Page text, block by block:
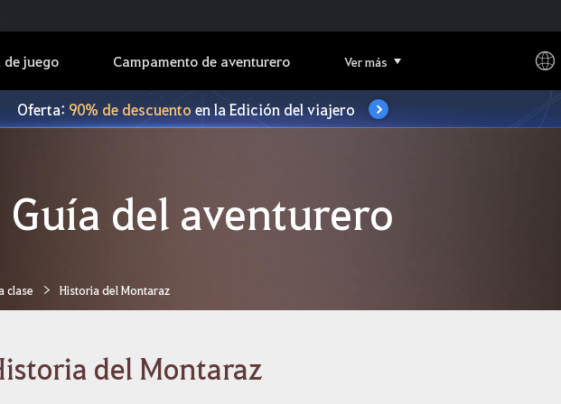
juego Campamento de aventurero Ver más
Oferta: 90% de descuentoen la Edición del viajero
Guía del aventurero
clase Historia del Montaraz
del Montaraz